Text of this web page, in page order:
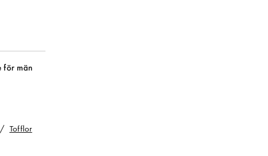
för män
Tofflor